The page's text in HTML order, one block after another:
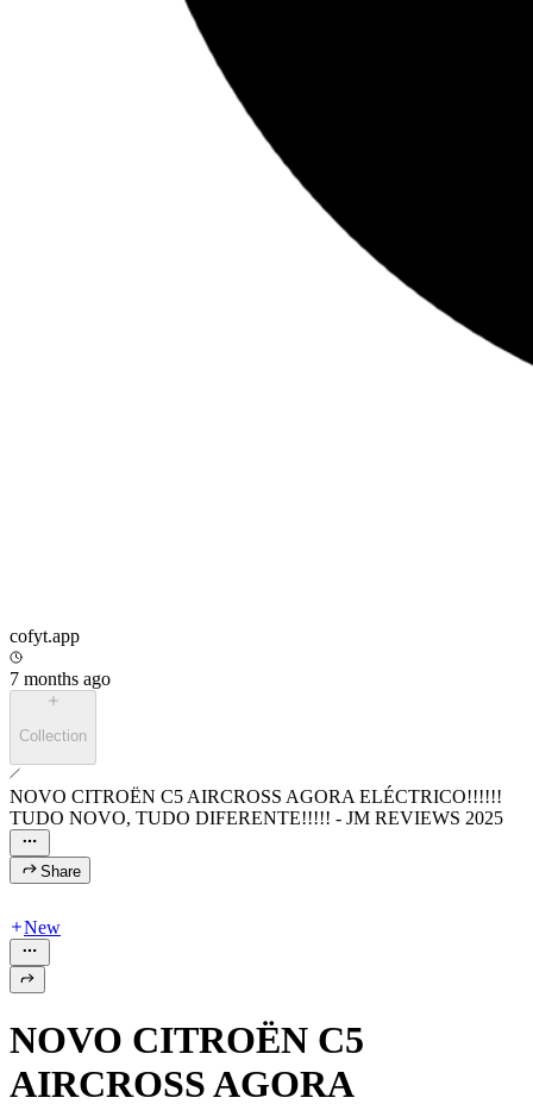
cofyt.app
7 months ago
Collection
NOVO CITROËN C5 AIRCROSS AGORA ELÉCTRICO!!!!!!
TUDO NOVO, TUDO DIFERENTE!!!!! - JM REVIEWS 2025
Share
New
NOVO CITROËN C5
AIRCROSS AGORA